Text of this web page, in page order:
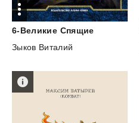
6-Великие Спящие
Зыков Виталий